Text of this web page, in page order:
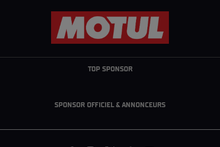
TOP SPONSOR
SPONSOR OFFICIEL & ANNONCEURS